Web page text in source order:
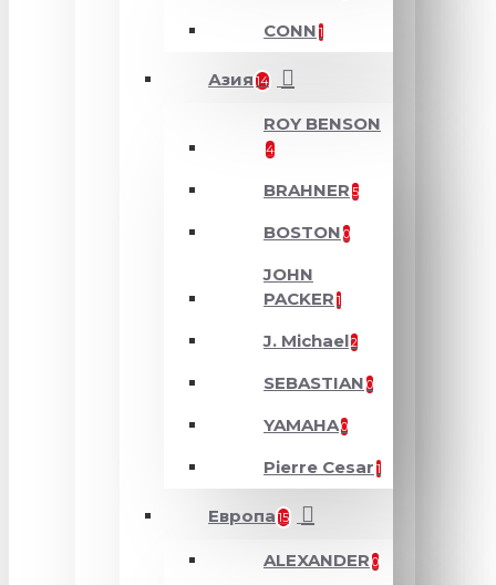
CONN 1
Азия 14
ROY BENSON
4
BRAHNER 5
BOSTON 0
JOHN
PACKER 1
J. Michael2
SEBASTIAN 0
YAMAHA0
Pierre Cesar 1
Европа 15
ALEXANDER 0